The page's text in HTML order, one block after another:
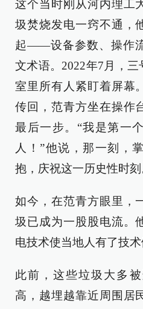
这个当时刚从河内理工
圾焚烧发电一窍不通，
起——设备参数、操作
文术语。2022年7月，
室里所有人紧盯着屏幕
传回，范青方坐在操作
最后一步。“我是第一
人！”他说，那一刻，
抱，庆祝这一历史性时刻
如今，在范青方眼里，
圾已成为一股股电流。
电技术使当地人有了技术
此前，这些垃圾大多
高，越埋越靠近周围居